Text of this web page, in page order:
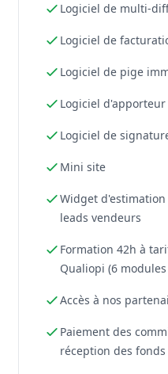
Logiciel de multi-
Logiciel de
Logiciel de pige
Logiciel
Logiciel de
Mini site
Widget
leads vendeurs
Formation 42h à
Qualiopi (6
Accès à nos
Paiement des
réception des